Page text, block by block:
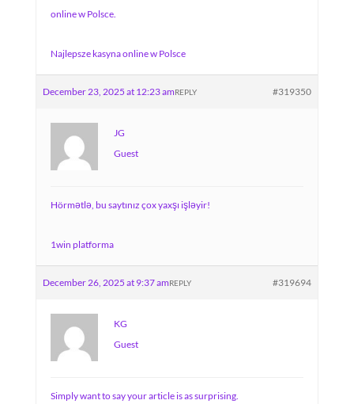
online w Polsce.
Najlepsze kasyna online w Polsce
December 23, 2025 at 12:23 am #319350
REPLY
JG
Guest
Hörmətlə, bu saytınız çox yaxşı işləyir!
1win platforma
December 26, 2025 at 9:37 am #319694
REPLY
KG
Guest
Simply want to say your article is as surprising.